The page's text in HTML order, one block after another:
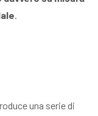
.
una serie di